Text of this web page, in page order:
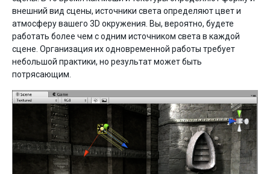
внешний вид сцены, источники света определяют цвет и
атмосферу вашего 3D окружения. Вы, вероятно, будете
работать более чем с одним источником света в каждой
сцене. Организация их одновременной работы требует
небольшой практики, но результат может быть
потрясающим.